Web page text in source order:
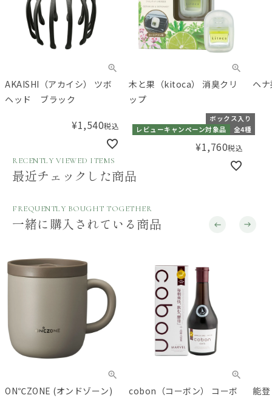
AKAISHI（アカイシ） ツボ
ヘッド ブラック
¥1,540税込
木と果（kitoca） 消臭クリ
ップ
ボックス入り
レビューキャンペーン対象品
全4種
¥1,760税込
ヘ
RECENTLY VIEWED ITEMS
最近チェックした商品
FREQUENTLY BOUGHT TOGETHER
一緒に購入されている商品
ON℃ZONE (オンドゾーン)
cobon（コーボン） コーボ
能